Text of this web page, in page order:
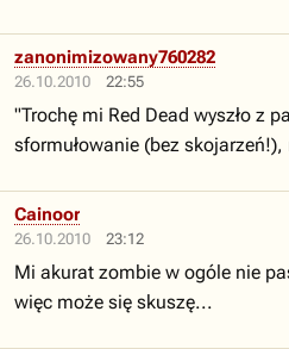
26.10.2010 22:55
zanonimizowany760282
"Trochę mi Red Dead wyszło z
sformułowanie (bez
26.10.2010 23:12
Cainoor
Mi akurat zombie w ogóle nie
więc może się skuszę...